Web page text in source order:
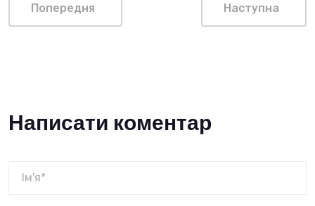
Попередня Наступна
Написати коментар